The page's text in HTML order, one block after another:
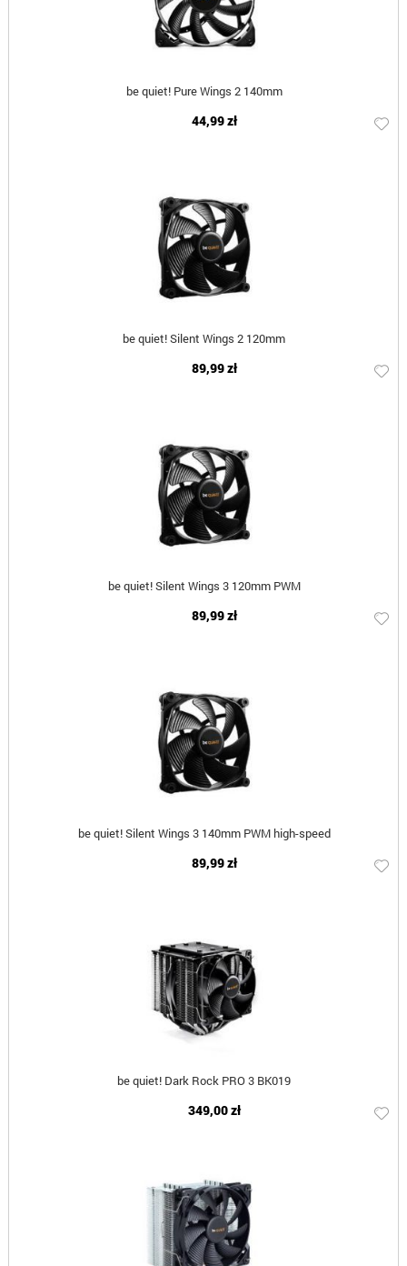
be quiet! Pure Wings 2 140mm
44,99 zł
be quiet! Silent Wings 2 120mm
89,99 zł
be quiet! Silent Wings 3 120mm PWM
89,99 zł
be quiet! Silent Wings 3 140mm PWM high-speed
89,99 zł
be quiet! Dark Rock PRO 3 BK019
349,00 zł